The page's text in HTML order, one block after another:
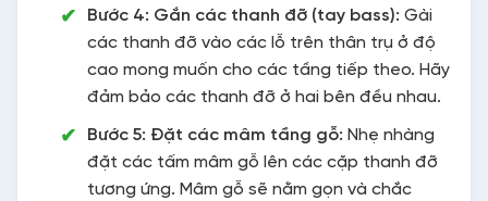
Bước 4: Gắn các thanh đỡ (tay bass): Gài
các thanh đỡ vào các lỗ trên thân trụ ở độ
cao mong muốn cho các tầng tiếp theo. Hãy
đảm bảo các thanh đỡ ở hai bên đều nhau.
Bước 5: Đặt các mâm tầng gỗ: Nhẹ nhàng
đặt các tấm mâm gỗ lên các cặp thanh đỡ
tương ứng. Mâm gỗ sẽ nằm gọn và chắc